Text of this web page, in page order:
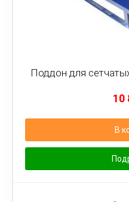
Поддон для
10
В